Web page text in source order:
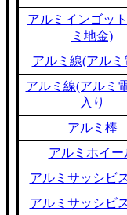
アルミインゴッ
ミ地金)
アルミ線(アルミ
アルミ線(アルミ
入り
アルミ棒
アルミホイー
アルミサッシビ
アルミサッシビ